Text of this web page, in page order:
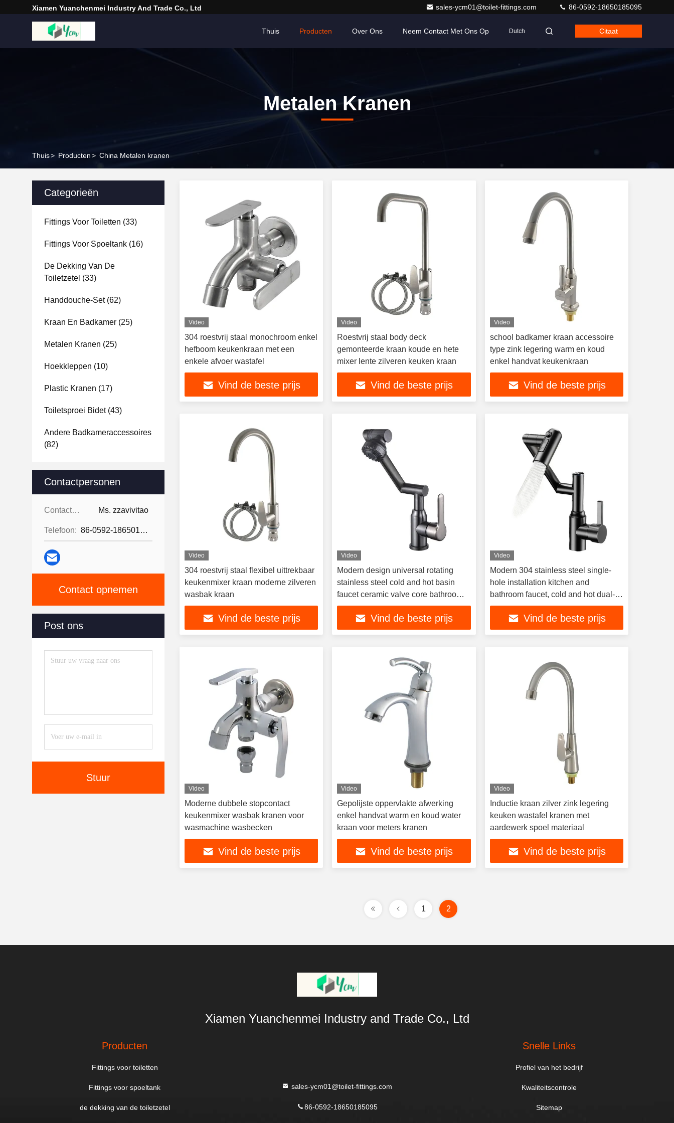
Xiamen Yuanchenmei Industry And Trade Co., Ltd sales-ycm01@toilet-fittings.com 86-0592-18650185095
Thuis Producten Over Ons Neem Contact Met Ons Op Dutch Citaat
Metalen Kranen
Thuis> Producten> China Metalen kranen
Categorieën
Fittings Voor Toiletten (33)
Fittings Voor Spoeltank (16)
De Dekking Van De
Toiletzetel (33)
Handdouche-Set(62)
Kraan En Badkamer (25)
Metalen Kranen (25)
Hoekkleppen (10)
Plastic Kranen (17)
Toiletsproei Bidet(43)
Andere Badkameraccessoires
(82)
Contactpersonen
Contactpersonen: Ms. zzavivitao
Telefoon: 86-0592-18650185095
Contact opnemen
Post ons
Stuur
Video
304 roestvrij staal monochroom enkel
hefboom keukenkraan met een
enkele afvoer wastafel
Vind de beste prijs
Video
Roestvrij staal body deck
gemonteerde kraan koude en hete
mixer lente zilveren keuken kraan
Vind de beste prijs
Video
school badkamer kraan accessoire
type zink legering warm en koud
enkel handvat keukenkraan
Vind de beste prijs
Video
304 roestvrij staal flexibel uittrekbaar
keukenmixer kraan moderne zilveren
wasbak kraan
Vind de beste prijs
Video
Modern design universal rotating
stainless steel cold and hot basin
faucet ceramic valve core bathroom
mixer faucet
Vind de beste prijs
Video
Modern 304 stainless steel single-
hole installation kitchen and
bathroom faucet, cold and hot dual-
purpose ceramic basin faucet,
electric faucetVind de beste prijs
Video
Moderne dubbele stopcontact
keukenmixer wasbak kranen voor
wasmachine wasbecken
Vind de beste prijs
Video
Gepolijste oppervlakte afwerking
enkel handvat warm en koud water
kraan voor meters kranen
Vind de beste prijs
Video
Inductie kraan zilver zink legering
keuken wastafel kranen met
aardewerk spoel materiaal
Vind de beste prijs
1 2
Xiamen Yuanchenmei Industry and Trade Co., Ltd
Producten
Fittings voor toiletten
Fittings voor spoeltank
de dekking van de toiletzetel
sales-ycm01@toilet-fittings.com
86-0592-18650185095
Snelle Links
Profiel van het bedrijf
Kwaliteitscontrole
Sitemap